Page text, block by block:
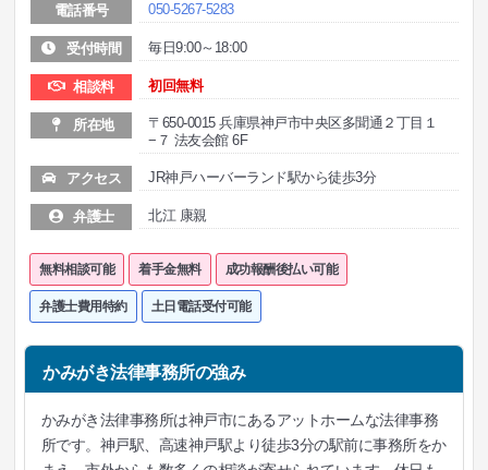
電話番号 050-5267-5283
受付時間 毎日9:00～18:00
相談料 初回無料
所在地
〒650-0015 兵庫県神戸市中央区多聞通２丁目１
−７ 法友会館 6F‎
アクセス JR神戸ハーバーランド駅から徒歩3分
弁護士 北江 康親
無料相談可能 着手金無料 成功報酬後払い可能
弁護士費用特約 土日電話受付可能
かみがき法律事務所の強み
かみがき法律事務所は神戸市にあるアットホームな法律事務
所です。神戸駅、高速神戸駅より徒歩3分の駅前に事務所をか